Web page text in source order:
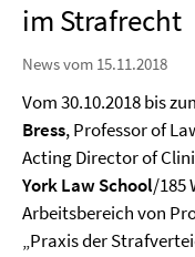
im Strafrecht
News vom 15.11.2018
Vom 30.10.2018 bis
Bress, Professor of
Acting Director of
York Law School/185
Arbeitsbereich von
„Praxis der